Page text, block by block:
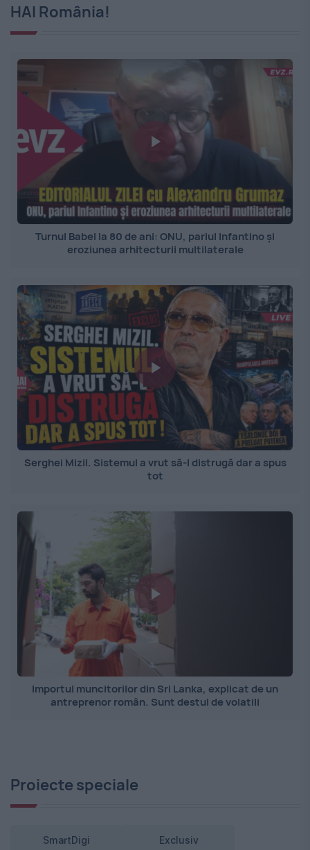
HAI România!
Turnul Babel la 80 de ani: ONU, pariul Infantino și
eroziunea arhitecturii multilaterale
Serghei Mizil. Sistemul a vrut să-l distrugă dar a spus
tot
Importul muncitorilor din Sri Lanka, explicat de un
antreprenor român. Sunt destul de volatili
Proiecte speciale
SmartDigi Exclusiv